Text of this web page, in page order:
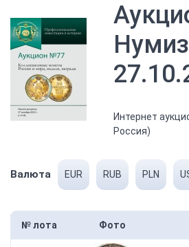
Интернет
Россия)
Валюта EUR RUB PLN
№ лота Фото